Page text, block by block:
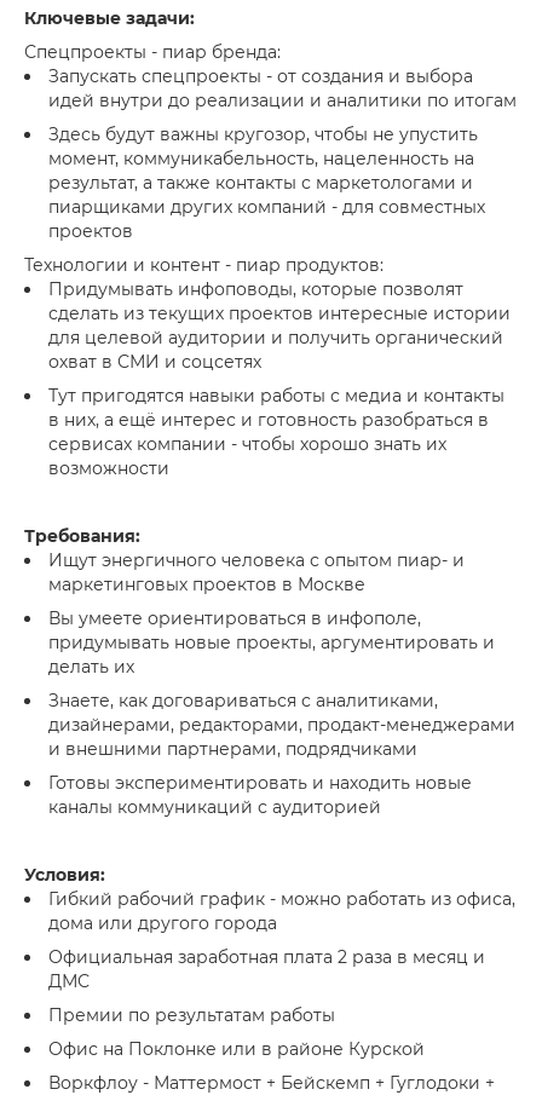
Ключевые задачи:
Спецпроекты - пиар бренда:
Запускать спецпроекты - от создания и выбора
идей внутри до реализации и аналитики по итогам
Здесь будут важны кругозор, чтобы не упустить
момент, коммуникабельность, нацеленность на
результат, а также контакты с маркетологами и
пиарщиками других компаний - для совместных
проектов
Технологии и контент - пиар продуктов:
Придумывать инфоповоды, которые позволят
сделать из текущих проектов интересные истории
для целевой аудитории и получить органический
охват в СМИ и соцсетях
Тут пригодятся навыки работы с медиа и контакты
в них, а ещё интерес и готовность разобраться в
сервисах компании - чтобы хорошо знать их
возможности
Требования:
Ищут энергичного человека с опытом пиар- и
маркетинговых проектов в Москве
Вы умеете ориентироваться в инфополе,
придумывать новые проекты, аргументировать и
делать их
Знаете, как договариваться с аналитиками,
дизайнерами, редакторами, продакт-менеджерами
и внешними партнерами, подрядчиками
Готовы экспериментировать и находить новые
каналы коммуникаций с аудиторией
Условия:
Гибкий рабочий график - можно работать из офиса,
дома или другого города
Официальная заработная плата 2 раза в месяц и
ДМС
Премии по результатам работы
Офис на Поклонке или в районе Курской
Воркфлоу - Маттермост + Бейскемп + Гуглодоки +